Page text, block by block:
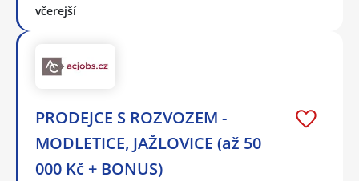
včerejší
PRODEJCE S ROZVOZEM -
MODLETICE, JAŽLOVICE (až 50
000 Kč + BONUS)